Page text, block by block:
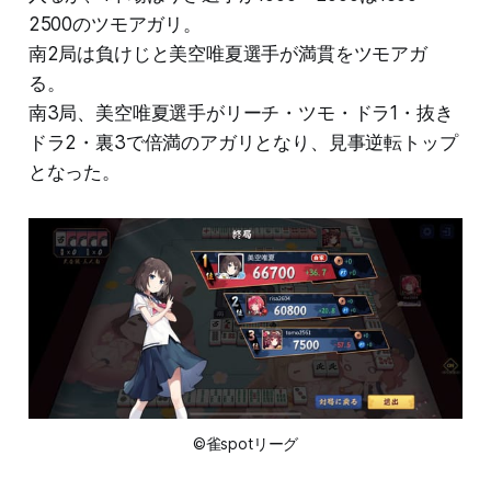
2500のツモアガリ。
南2局は負けじと美空唯夏選手が満貫をツモアガ
る。
南3局、美空唯夏選手がリーチ・ツモ・ドラ1・抜き
ドラ2・裏3で倍満のアガリとなり、見事逆転トップ
となった。
©雀spotリーグ